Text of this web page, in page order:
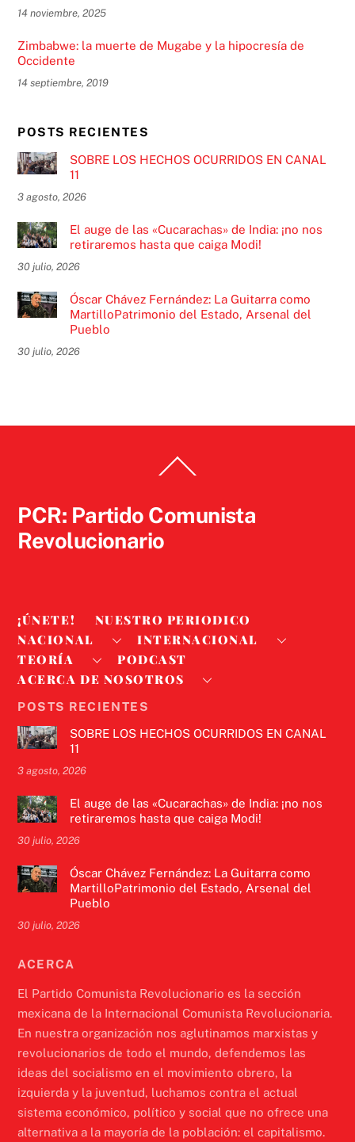
14 noviembre, 2025
Zimbabwe: la muerte de Mugabe y la hipocresía de
Occidente
14 septiembre, 2019
POSTS RECIENTES
SOBRE LOS HECHOS OCURRIDOS EN CANAL
11
3 agosto, 2026
El auge de las «Cucarachas» de India: ¡no nos
retiraremos hasta que caiga Modi!
30 julio, 2026
Óscar Chávez Fernández: La Guitarra como
MartilloPatrimonio del Estado, Arsenal del
Pueblo
30 julio, 2026
To
PCR: Partido Comunista
Revolucionario
¡ÚNETE!
NUESTRO PERIODICO
NACIONAL
INTERNACIONAL
TEORÍA
PODCAST
ACERCA DE NOSOTROS
POSTS RECIENTES
SOBRE LOS HECHOS OCURRIDOS EN CANAL
11
3 agosto, 2026
El auge de las «Cucarachas» de India: ¡no nos
retiraremos hasta que caiga Modi!
30 julio, 2026
Óscar Chávez Fernández: La Guitarra como
MartilloPatrimonio del Estado, Arsenal del
Pueblo
30 julio, 2026
ACERCA
El Partido Comunista Revolucionario es la sección
mexicana de la Internacional Comunista Revolucionaria.
En nuestra organización nos aglutinamos marxistas y
revolucionarios de todo el mundo, defendemos las
ideas del socialismo en el movimiento obrero, la
izquierda y la juventud, luchamos contra el actual
sistema económico, político y social que no ofrece una
alternativa a la mayoría de la población: el capitalismo.